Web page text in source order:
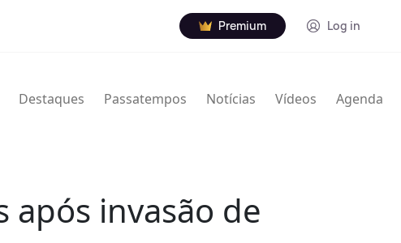
Premium Log in
Destaques Passatempos Notícias Vídeos Agenda
após invasão de